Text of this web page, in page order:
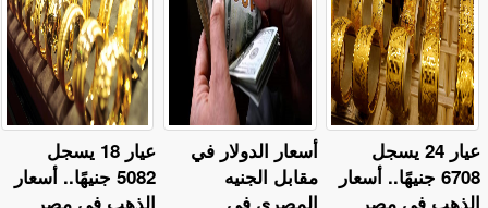
عيار 18 يسجل
5082 جنيهًا.. أسعار
الذهب في مصر
أسعار الدولار في
مقابل الجنيه
المصري في
عيار 24 يسجل
6708 جنيهًا.. أسعار
الذهب في مصر